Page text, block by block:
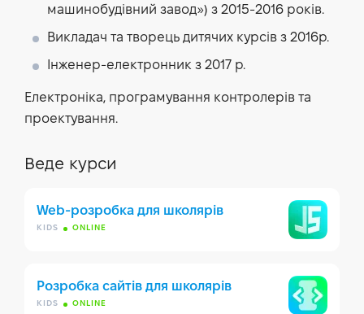
машинобудівний завод») з 2015-2016 років.
Викладач та творець дитячих курсів з 2016р.
Інженер-електронник з 2017 р.
Електроніка, програмування контролерів та
проектування.
Веде курси
Web-розробка для школярів
KIDS ONLINE
Розробка сайтів для школярів
KIDS ONLINE